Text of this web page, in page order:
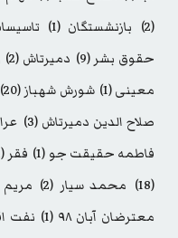
(2)
بازنشستگان (1)
حقوق بشر (9) دمیرتاش (2)
معینی(1) شورش شهباز(20)
صلاح الدین دمیرتاش (3)
فاطمه حقیقت جو (1) فقر (1)
(18)
محمد سیار (2)
معترضان آبان ۹۸
(1) نفت